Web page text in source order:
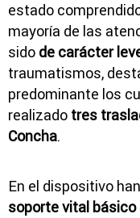
estado
mayoría de las
sido de carácter
traumatismos,
predominante los
realizado tres
Concha.
En el dispositivo
soporte vital básico